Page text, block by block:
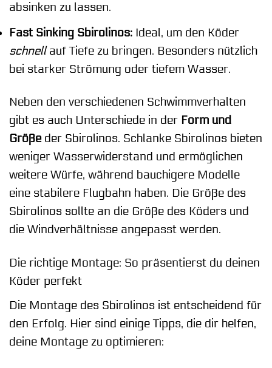
absinken zu lassen.
Fast Sinking Sbirolinos: Ideal, um den Köder
schnellauf Tiefe zu bringen. Besonders nützlich
bei starker Strömung oder tiefem Wasser.
Neben den verschiedenen Schwimmverhalten
gibt es auch Unterschiede in der Form und
Größeder Sbirolinos. Schlanke Sbirolinos bieten
weniger Wasserwiderstand und ermöglichen
weitere Würfe, während bauchigere Modelle
eine stabilere Flugbahn haben. Die Größe des
Sbirolinos sollte an die Größe des Köders und
die Windverhältnisse angepasst werden.
Die richtige Montage: So präsentierst du deinen
Köder perfekt
Die Montage des Sbirolinos ist entscheidend für
den Erfolg. Hier sind einige Tipps, die dir helfen,
deine Montage zu optimieren: